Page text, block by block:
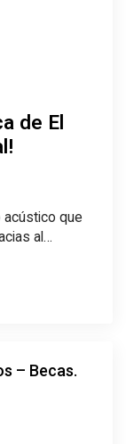
de El
acústico que
al…